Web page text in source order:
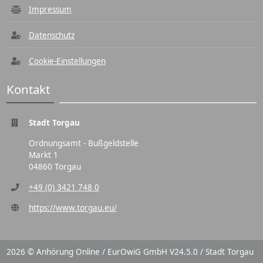
Impressum
Datenschutz
Cookie-Einstellungen
Kontakt
Stadt Torgau
Ordnungsamt - Bußgeldstelle
Markt 1
04860 Torgau
+49 (0) 3421 748 0
https://www.torgau.eu/
2026 © Anhörung Online / EurOwiG GmbH V24.5.0 / Stadt Torgau